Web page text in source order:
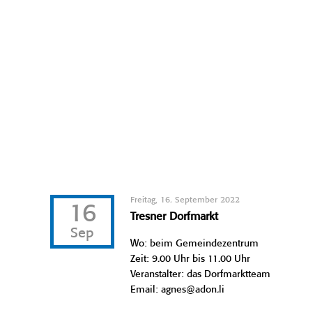
16
Sep
Freitag, 16. September 2022
Tresner Dorfmarkt
Wo: beim Gemeindezentrum
Zeit: 9.00 Uhr bis 11.00 Uhr
Veranstalter: das Dorfmarktteam
Email: agnes@adon.li